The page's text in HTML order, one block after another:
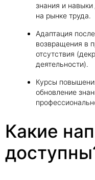
знания и
на рынке труда.
Адаптация
возвращения в
отсутствия
деятельности).
Курсы
обновление
Какие